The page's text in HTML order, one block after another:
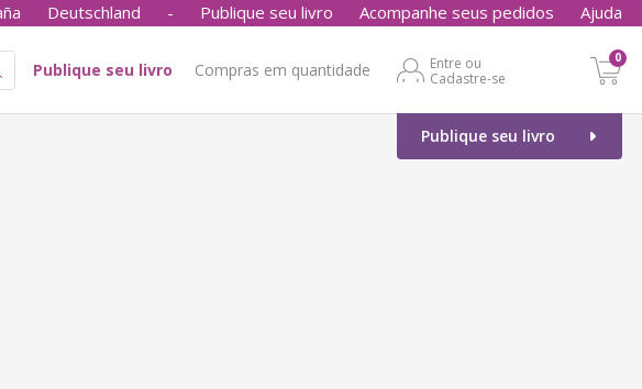
Deutschland - Publique seu livro Acompanhe seus pedidos Ajuda
Publique seu livro Compras em quantidade
Entre ou
Cadastre-se
0
Publique seu livro